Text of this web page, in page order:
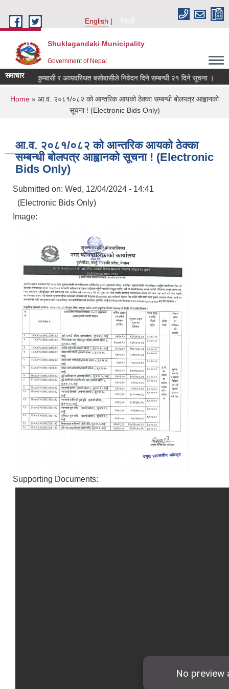
English
नेपाली
Shuklagandaki Municipality
Government of Nepal
समाचारसुकुम्बासी र अव्यवस्थित बसोबासीले निवेदन दिने सम्बन्धी २१ दिने सूचना ।
You are here
Home » आ.व. २०८१/०८२ को आन्तरिक आयको ठेक्का सम्बन्धी बोलपत्र आह्वानको
सूचना ! (Electronic Bids Only)
आ.व. २०८१/०८२ को आन्तरिक आयको ठेक्का
सम्बन्धी बोलपत्र आह्वानको सूचना ! (Electronic
Bids Only)
Submitted on: Wed, 12/04/2024 - 14:41
(Electronic Bids Only)
Image:
Supporting Documents: